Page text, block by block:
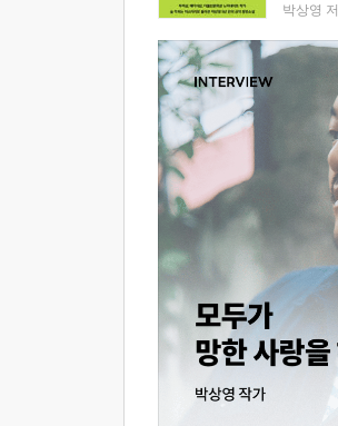
박상영 저